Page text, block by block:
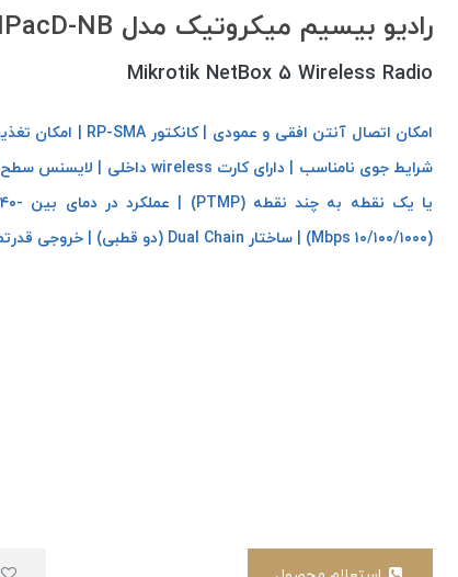
رادیو بیسیم میکروتیک مدل RB911G-5HPacD-NB
Mikrotik NetBox 5 Wireless Radio
(۱۰/۱۰۰/۱۰۰۰ Mbps) | ساختار Dual Chain (دو قطبی) | خروجی قدرتمند